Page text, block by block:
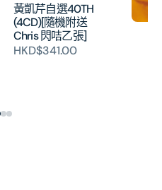
黃凱芹自選40TH
(4CD)[隨機附送
Chris 閃咭乙張]
HKD$341.00